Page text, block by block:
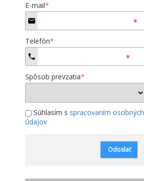
E-mail*
Telefón*
Spôsob prevzatia*
Súhlasím s spracovaním osobných
údajov
Odoslať